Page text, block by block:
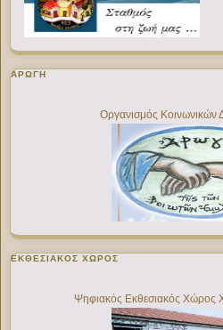
ΑΡΩΓΗ
Οργανισμός
ΕΚΘΕΣΙΑΚΌΣ ΧΏΡΟΣ
Ψηφιακός Εκθεσιακός Χώρος